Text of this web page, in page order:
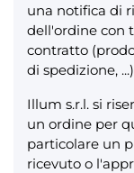
una notifica di
dell'ordine con
contratto
di spedizione, ...)
Illum s.r.l. si
un ordine per
particolare un
ricevuto o